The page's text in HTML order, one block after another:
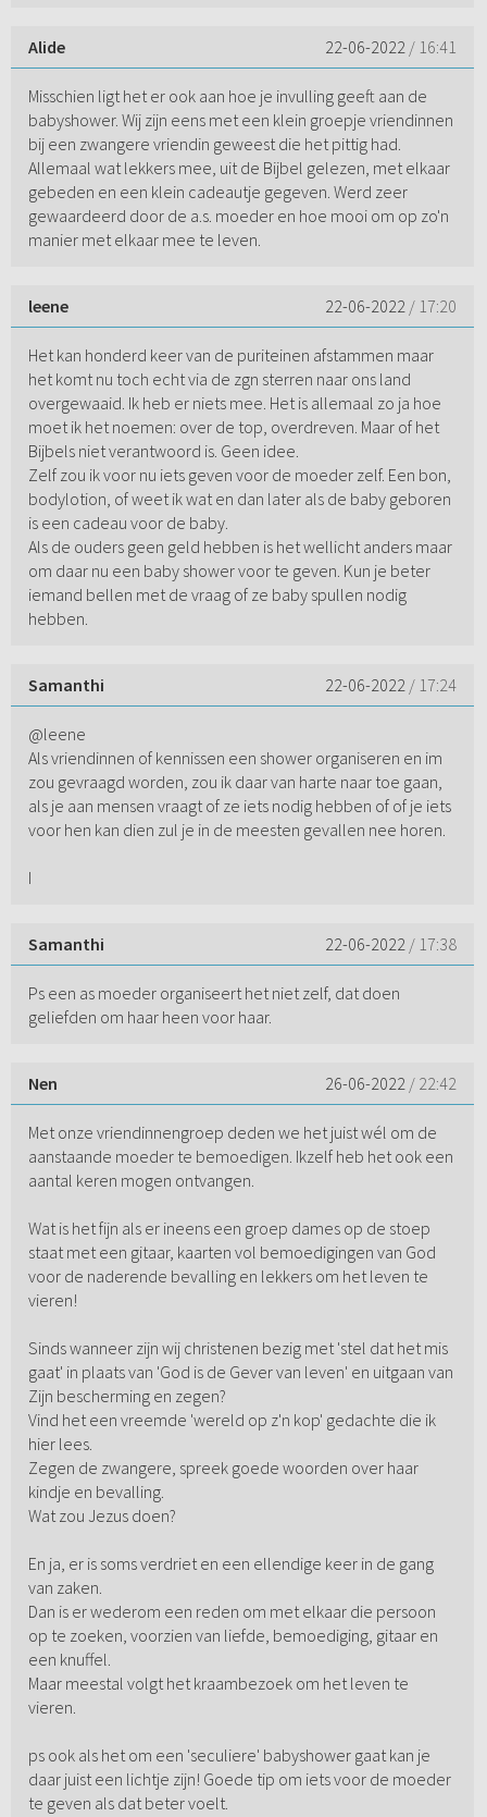
Alide 22-06-2022 / 16:41
Misschien ligt het er ook aan hoe je invulling geeft aan de
babyshower. Wij zijn eens met een klein groepje vriendinnen
bij een zwangere vriendin geweest die het pittig had.
Allemaal wat lekkers mee, uit de Bijbel gelezen, met elkaar
gebeden en een klein cadeautje gegeven. Werd zeer
gewaardeerd door de a.s. moeder en hoe mooi om op zo'n
manier met elkaar mee te leven.
leene 22-06-2022 / 17:20
Het kan honderd keer van de puriteinen afstammen maar
het komt nu toch echt via de zgn sterren naar ons land
overgewaaid. Ik heb er niets mee. Het is allemaal zo ja hoe
moet ik het noemen: over de top, overdreven. Maar of het
Bijbels niet verantwoord is. Geen idee.
Zelf zou ik voor nu iets geven voor de moeder zelf. Een bon,
bodylotion, of weet ik wat en dan later als de baby geboren
is een cadeau voor de baby.
Als de ouders geen geld hebben is het wellicht anders maar
om daar nu een baby shower voor te geven. Kun je beter
iemand bellen met de vraag of ze baby spullen nodig
hebben.
Samanthi 22-06-2022 / 17:24
@leene
Als vriendinnen of kennissen een shower organiseren en im
zou gevraagd worden, zou ik daar van harte naar toe gaan,
als je aan mensen vraagt of ze iets nodig hebben of of je iets
voor hen kan dien zul je in de meesten gevallen nee horen.
I
Samanthi 22-06-2022 / 17:38
Ps een as moeder organiseert het niet zelf, dat doen
geliefden om haar heen voor haar.
Nen 26-06-2022 / 22:42
Met onze vriendinnengroep deden we het juist wél om de
aanstaande moeder te bemoedigen. Ikzelf heb het ook een
aantal keren mogen ontvangen.
Wat is het fijn als er ineens een groep dames op de stoep
staat met een gitaar, kaarten vol bemoedigingen van God
voor de naderende bevalling en lekkers om het leven te
vieren!
Sinds wanneer zijn wij christenen bezig met 'stel dat het mis
gaat' in plaats van 'God is de Gever van leven' en uitgaan van
Zijn bescherming en zegen?
Vind het een vreemde 'wereld op z'n kop' gedachte die ik
hier lees.
Zegen de zwangere, spreek goede woorden over haar
kindje en bevalling.
Wat zou Jezus doen?
En ja, er is soms verdriet en een ellendige keer in de gang
van zaken.
Dan is er wederom een reden om met elkaar die persoon
op te zoeken, voorzien van liefde, bemoediging, gitaar en
een knuffel.
Maar meestal volgt het kraambezoek om het leven te
vieren.
ps ook als het om een 'seculiere' babyshower gaat kan je
daar juist een lichtje zijn! Goede tip om iets voor de moeder
te geven als dat beter voelt.